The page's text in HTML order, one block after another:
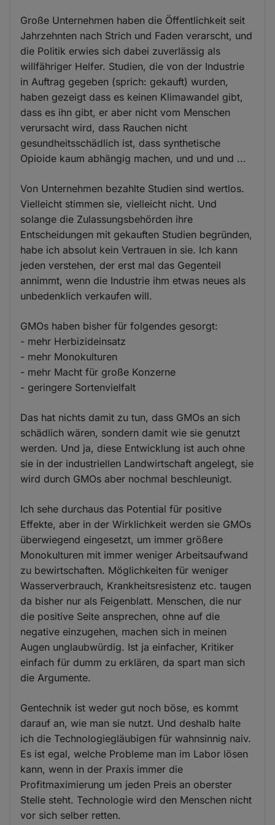
Große Unternehmen haben die Öffentlichkeit seit
Jahrzehnten nach Strich und Faden verarscht, und
die Politik erwies sich dabei zuverlässig als
willfähriger Helfer. Studien, die von der Industrie
in Auftrag gegeben (sprich: gekauft) wurden,
haben gezeigt dass es keinen Klimawandel gibt,
dass es ihn gibt, er aber nicht vom Menschen
verursacht wird, dass Rauchen nicht
gesundheitsschädlich ist, dass synthetische
Opioide kaum abhängig machen, und und und ...
Von Unternehmen bezahlte Studien sind wertlos.
Vielleicht stimmen sie, vielleicht nicht. Und
solange die Zulassungsbehörden ihre
Entscheidungen mit gekauften Studien begründen,
habe ich absolut kein Vertrauen in sie. Ich kann
jeden verstehen, der erst mal das Gegenteil
annimmt, wenn die Industrie ihm etwas neues als
unbedenklich verkaufen will.
GMOs haben bisher für folgendes gesorgt:
- mehr Herbizideinsatz
- mehr Monokulturen
- mehr Macht für große Konzerne
- geringere Sortenvielfalt
Das hat nichts damit zu tun, dass GMOs an sich
schädlich wären, sondern damit wie sie genutzt
werden. Und ja, diese Entwicklung ist auch ohne
sie in der industriellen Landwirtschaft angelegt, sie
wird durch GMOs aber nochmal beschleunigt.
Ich sehe durchaus das Potential für positive
Effekte, aber in der Wirklichkeit werden sie GMOs
überwiegend eingesetzt, um immer größere
Monokulturen mit immer weniger Arbeitsaufwand
zu bewirtschaften. Möglichkeiten für weniger
Wasserverbrauch, Krankheitsresistenz etc. taugen
da bisher nur als Feigenblatt. Menschen, die nur
die positive Seite ansprechen, ohne auf die
negative einzugehen, machen sich in meinen
Augen unglaubwürdig. Ist ja einfacher, Kritiker
einfach für dumm zu erklären, da spart man sich
die Argumente.
Gentechnik ist weder gut noch böse, es kommt
darauf an, wie man sie nutzt. Und deshalb halte
ich die Technologiegläubigen für wahnsinnig naiv.
Es ist egal, welche Probleme man im Labor lösen
kann, wenn in der Praxis immer die
Profitmaximierung um jeden Preis an oberster
Stelle steht. Technologie wird den Menschen nicht
vor sich selber retten.